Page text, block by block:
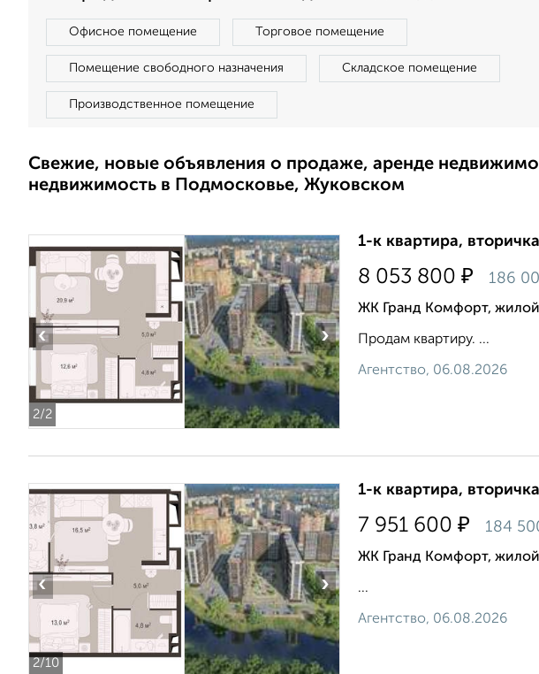
Офисное помещение Торговое помещение
Помещение свободного назначения Складское помещение
Производственное помещение
Свежие, новые объявления о продаже, аренде
недвижимость в Подмосковье, Жуковском
2/2
‹ ›
1-к квартира,
8 053 800 ₽ 186
ЖК Гранд Комфорт,
Продам квартиру. ...
Агентство, 06.08.2026
2/10
‹ ›
1-к квартира,
7 951 600 ₽ 184
ЖК Гранд Комфорт,
...
Агентство, 06.08.2026